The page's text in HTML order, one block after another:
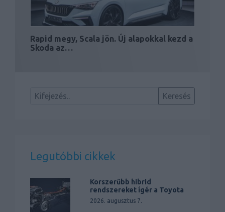
Rapid megy, Scala jön. Új alapokkal kezd a
Skoda az…
Legutóbbi cikkek
Korszerűbb hibrid
rendszereket ígér a Toyota
2026. augusztus 7.